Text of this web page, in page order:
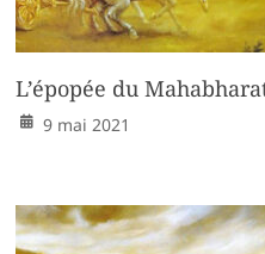
L’épopée du
9 mai 2021